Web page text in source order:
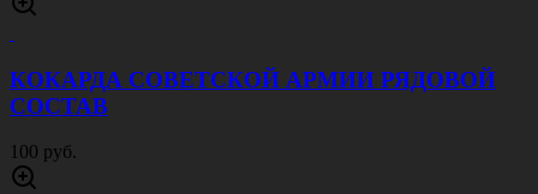
КОКАРДА СОВЕТСКОЙ АРМИИ РЯДОВОЙ
СОСТАВ
100 руб.